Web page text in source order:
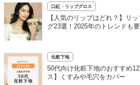
口紅・リップグロス
【人気のリップはどれ？】リ
グ23選！2025年のトレンドも
化粧下地
50代向け化粧下地のおすすめ
ス】くすみや毛穴をカバー